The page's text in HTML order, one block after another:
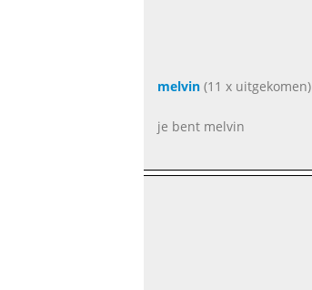
melvin(11 x uitgekomen)
je bent melvin